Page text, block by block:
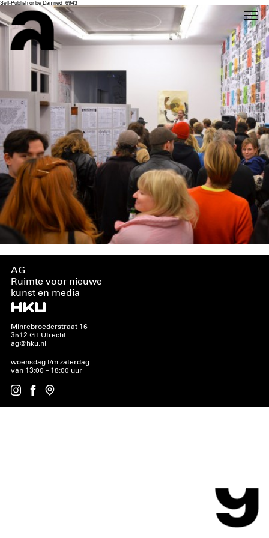
Self-Publish or be Damned_6943
AG
Ruimte voor nieuwe
kunst en media
Minrebroederstraat 16
3512 GT Utrecht
ag@hku.nl
woensdag t/m zaterdag
van 13:00 – 18:00 uur